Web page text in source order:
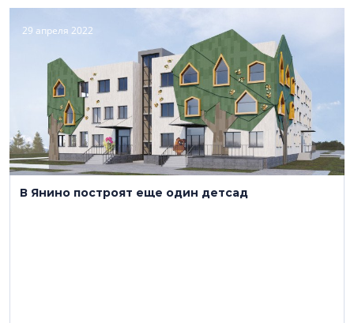
29 апреля 2022
В Янино построят еще один детсад